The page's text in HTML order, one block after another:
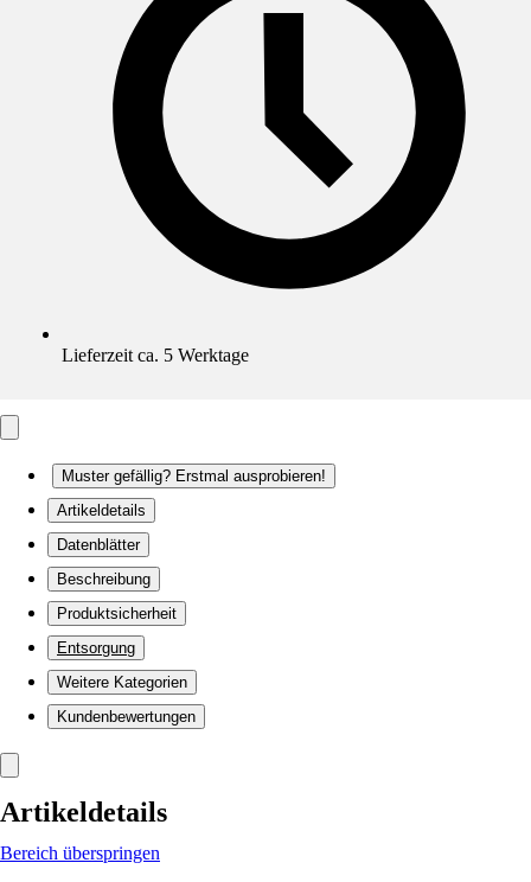
Lieferzeit ca. 5 Werktage
Muster gefällig? Erstmal ausprobieren!
Artikeldetails
Datenblätter
Beschreibung
Produktsicherheit
Entsorgung
Weitere Kategorien
Kundenbewertungen
Artikeldetails
Bereich überspringen